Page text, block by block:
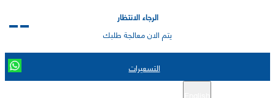
الرجاء الانتظار
يتم الان معالجة طلبك
التسعيرات